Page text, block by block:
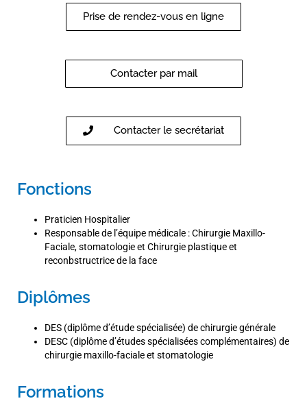
Prise de rendez-vous en ligne
Contacter par mail
Contacter le secrétariat
Fonctions
Praticien Hospitalier
Responsable de l’équipe médicale : Chirurgie Maxillo-
Faciale, stomatologie et Chirurgie plastique et
reconbstructrice de la face
Diplômes
DES (diplôme d’étude spécialisée) de chirurgie générale
DESC (diplôme d’études spécialisées complémentaires) de
chirurgie maxillo-faciale et stomatologie
Formations